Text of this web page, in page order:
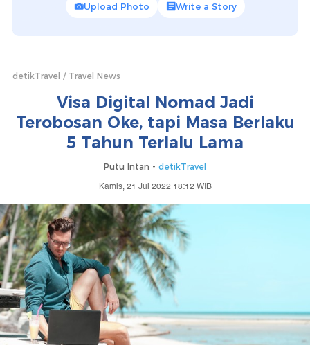
Upload Photo Write a Story
detikTravel Travel News
Visa Digital Nomad Jadi
Terobosan Oke, tapi Masa Berlaku
5 Tahun Terlalu Lama
Putu Intan - detikTravel
Kamis, 21 Jul 2022 18:12 WIB